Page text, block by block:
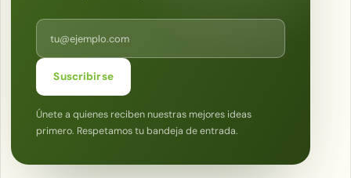
Correo electrónico
Suscribirse
Únete a quienes reciben nuestras mejores ideas
primero. Respetamos tu bandeja de entrada.